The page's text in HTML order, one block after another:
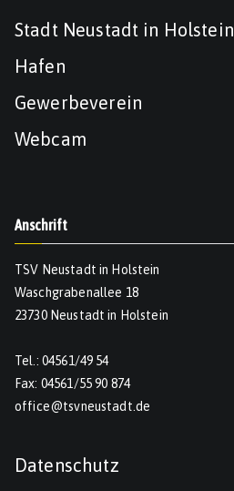
Stadt Neustadt in Holstein
Hafen
Gewerbeverein
Webcam
Anschrift
TSV Neustadt in Holstein
Waschgrabenallee 18
23730 Neustadt in Holstein
Tel.: 04561/49 54
Fax: 04561/55 90 874
office@tsvneustadt.de
Datenschutz